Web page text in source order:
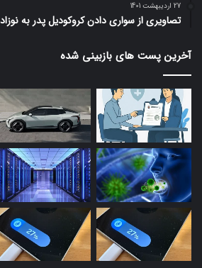
27 اردیبهشت 1401
تصاویری از سواری دادن کروکودیل پدر به
آخرین پست های بازبینی شده